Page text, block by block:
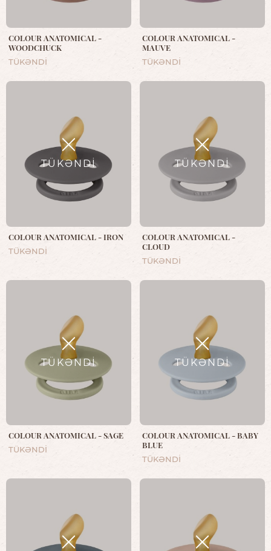
COLOUR ANATOMICAL -
WOODCHUCK
TÜKƏNDİ
COLOUR ANATOMICAL -
MAUVE
TÜKƏNDİ
TÜKƏNDİ
COLOUR ANATOMICAL - IRON
TÜKƏNDİ
TÜKƏNDİ
COLOUR ANATOMICAL -
CLOUD
TÜKƏNDİ
TÜKƏNDİ
COLOUR ANATOMICAL - SAGE
TÜKƏNDİ
TÜKƏNDİ
COLOUR ANATOMICAL - BABY
BLUE
TÜKƏNDİ